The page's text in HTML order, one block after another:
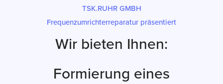
TSK.RUHR GMBH
Frequenzumrichterreparatur präsentiert
Wir bieten Ihnen:
Formierung eines